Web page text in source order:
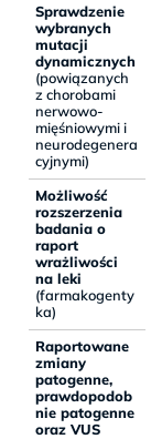
Sprawdzenie
wybranych
mutacji
dynamicznych
(powiązanych
z chorobami
nerwowo-
mięśniowymi i
neurodegenera
cyjnymi)
Możliwość
rozszerzenia
badania o
raport
wrażliwości
na leki
(farmakogenty
ka)
Raportowane
zmiany
patogenne,
prawdopodob
nie patogenne
oraz VUS